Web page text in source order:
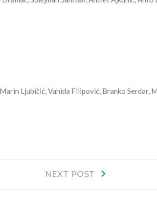
Ljubičić, Vahida Filipović, Branko Serdar,
NEXT POST